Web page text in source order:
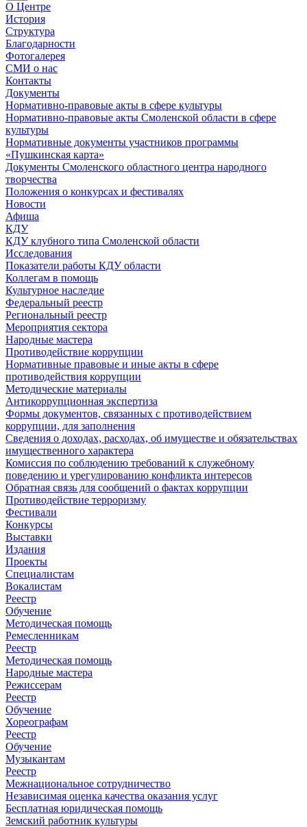
О Центре
История
Структура
Благодарности
Фотогалерея
СМИ о нас
Контакты
Документы
Нормативно-правовые акты в сфере культуры
Нормативно-правовые акты Смоленской области в сфере
культуры
Нормативные документы участников программы
«Пушкинская карта»
Документы Смоленского областного центра народного
творчества
Положения о конкурсах и фестивалях
Новости
Афиша
КДУ
КДУ клубного типа Смоленской области
Исследования
Показатели работы КДУ области
Коллегам в помощь
Культурное наследие
Федеральный реестр
Региональный реестр
Мероприятия сектора
Народные мастера
Противодействие коррупции
Нормативные правовые и иные акты в сфере
противодействия коррупции
Методические материалы
Антикоррупционная экспертиза
Формы документов, связанных с противодействием
коррупции, для заполнения
Сведения о доходах, расходах, об имуществе и обязательствах
имущественного характера
Комиссия по соблюдению требований к служебному
поведению и урегулированию конфликта интересов
Обратная связь для сообщений о фактах коррупции
Противодействие терроризму
Фестивали
Конкурсы
Выставки
Издания
Проекты
Специалистам
Вокалистам
Реестр
Обучение
Методическая помощь
Ремесленникам
Реестр
Методическая помощь
Народные мастера
Режиссерам
Реестр
Обучение
Хореографам
Реестр
Обучение
Музыкантам
Реестр
Межнациональное сотрудничество
Независимая оценка качества оказания услуг
Бесплатная юридическая помощь
Земский работник культуры